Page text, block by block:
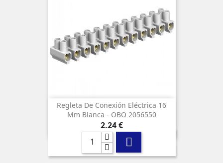
Regleta De Conexión Eléctrica 16
Mm Blanca - OBO 2056550
Precio
2,24 €
